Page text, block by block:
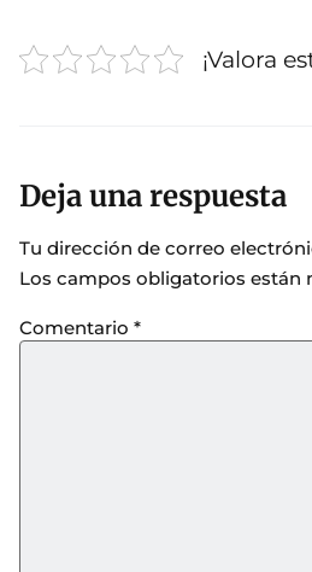
¡Valora
Deja una respuesta
Tu dirección de correo
Los campos obligatorios están
Comentario *